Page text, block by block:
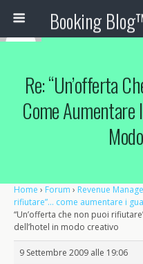
Re: “Un’offerta
Come Aumentare
Home › Forum › Revenue
rifiutare”… come aumentare i
“Un’offerta che non puoi
dell’hotel in modo creativo
9 Settembre 2009 alle 19:06